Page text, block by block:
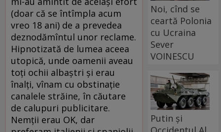
(doar că se întîmpla acum
vreo 18 ani) de a prevedea
deznodămîntul unor reclame.
Hipnotizată de lumea aceea
utopică, unde oamenii aveau
toţi ochii albaştri şi erau
înalţi, vînam cu obstinaţie
canalele străine, în căutare
de calupuri publicitare.
Nemţii erau OK, dar
Noi, cînd se
ceartă Polonia
cu Ucraina
Sever
VOINESCU
Putin și